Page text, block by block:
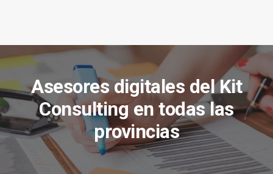
Asesores digitales del Kit
Consulting en todas las
provincias